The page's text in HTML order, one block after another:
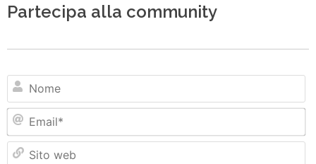
Partecipa alla community